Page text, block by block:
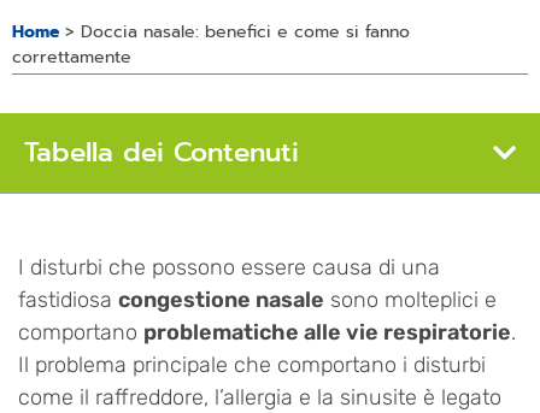
Home > Doccia nasale: benefici e come si fanno
correttamente
Tabella dei Contenuti
I disturbi che possono essere causa di una
fastidiosa congestione nasale sono molteplici e
comportano problematiche alle vie respiratorie.
Il problema principale che comportano i disturbi
come il raffreddore, l’allergia e la sinusite è legato